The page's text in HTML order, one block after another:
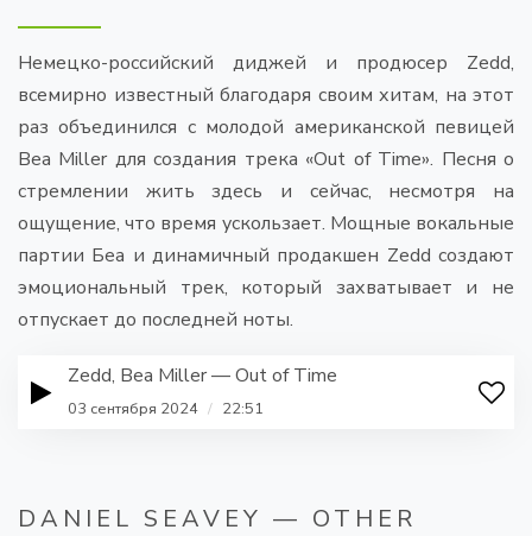
Немецко-российский диджей и продюсер Zedd,
всемирно известный благодаря своим хитам, на этот
раз объединился с молодой американской певицей
Bea Miller для создания трека «Out of Time». Песня о
стремлении жить здесь и сейчас, несмотря на
ощущение, что время ускользает. Мощные вокальные
партии Беа и динамичный продакшен Zedd создают
эмоциональный трек, который захватывает и не
отпускает до последней ноты.
Zedd, Bea Miller — Out of Time
03 сентября 2024 / 22:51
DANIEL SEAVEY — OTHER